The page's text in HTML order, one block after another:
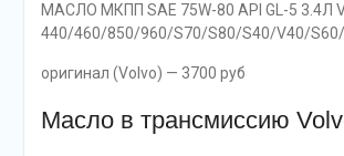
МАСЛО МКПП SAE 75W-80 API GL-5 3.4Л
440/460/850/960/S70/S80/S40/V40/
оригинал (Volvo) — 3700 руб
Масло в трансмиссию